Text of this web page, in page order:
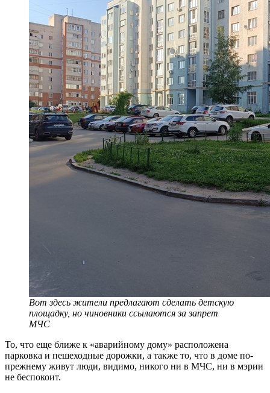
Вот здесь жители предлагают сделать детскую
площадку, но чиновники ссылаются за запрет
МЧС
То, что еще ближе к «аварийному дому» расположена
парковка и пешеходные дорожки, а также то, что в доме по-
прежнему живут люди, видимо, никого ни в МЧС, ни в мэрии
не беспокоит.